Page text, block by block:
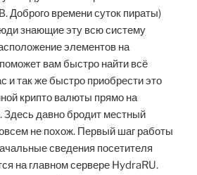
Доброго времени суток пираты)
знающие эту всю систему
элементов на
вам быстро найти всё
и так же быстро приобрести это
крипто валюты прямо на
давно бродит местный
не похож. Первый шаг работы
сведения посетителя
на главном сервере HydraRU.